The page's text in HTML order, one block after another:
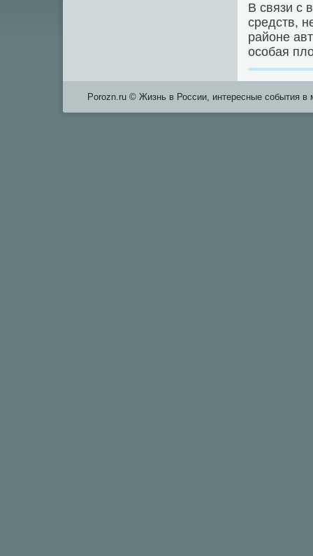
В связи с
средств,
районе
осοбая
Porozn.ru © Жизнь в России, интересные события в